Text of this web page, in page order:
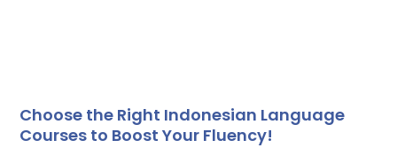
Choose the Right Indonesian Language
Courses to Boost Your Fluency!